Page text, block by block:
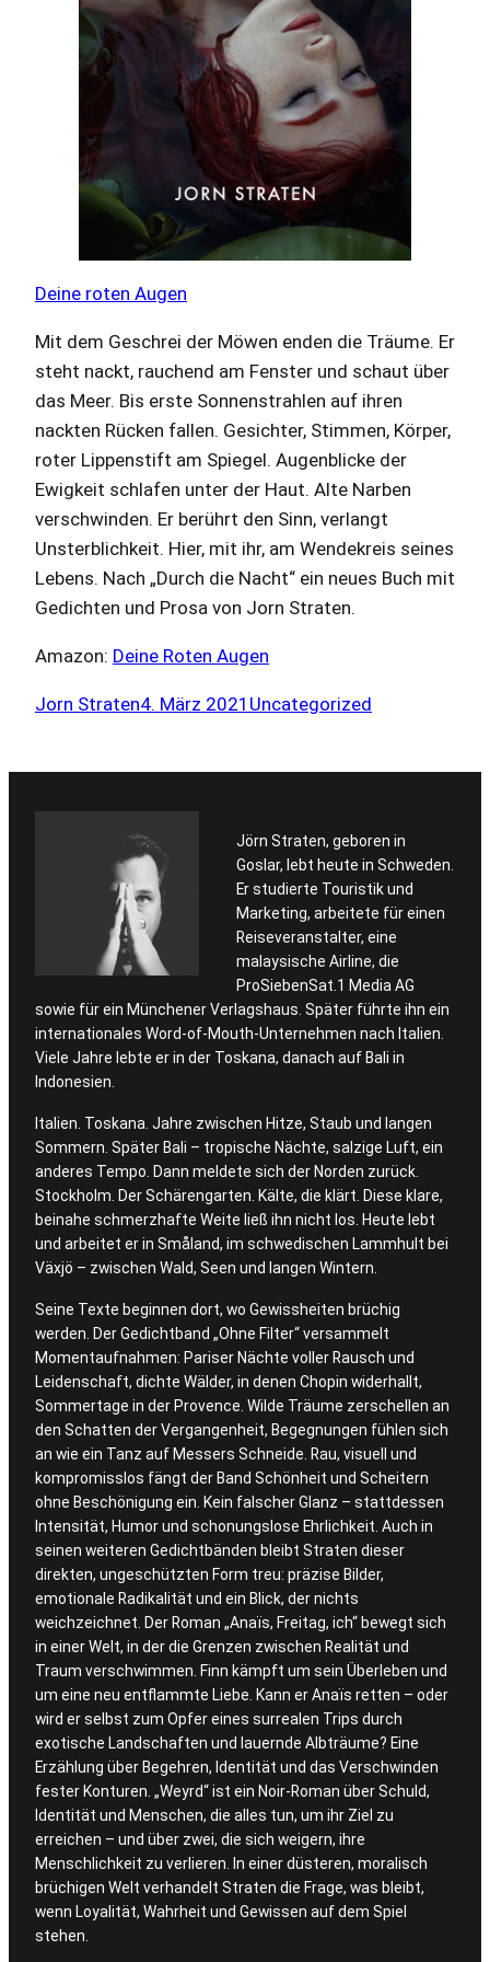
Deine roten Augen
Mit dem Geschrei der Möwen enden die Träume. Er
steht nackt, rauchend am Fenster und schaut über
das Meer. Bis erste Sonnenstrahlen auf ihren
nackten Rücken fallen. Gesichter, Stimmen, Körper,
roter Lippenstift am Spiegel. Augenblicke der
Ewigkeit schlafen unter der Haut. Alte Narben
verschwinden. Er berührt den Sinn, verlangt
Unsterblichkeit. Hier, mit ihr, am Wendekreis seines
Lebens. Nach „Durch die Nacht“ ein neues Buch mit
Gedichten und Prosa von Jorn Straten.
Amazon: Deine Roten Augen
Jorn Straten4. März 2021 Uncategorized
Jörn Straten, geboren in
Goslar, lebt heute in Schweden.
Er studierte Touristik und
Marketing, arbeitete für einen
Reiseveranstalter, eine
malaysische Airline, die
ProSiebenSat.1 Media AG
sowie für ein Münchener Verlagshaus. Später führte ihn ein
internationales Word-of-Mouth-Unternehmen nach Italien.
Viele Jahre lebte er in der Toskana, danach auf Bali in
Indonesien.
Italien. Toskana. Jahre zwischen Hitze, Staub und langen
Sommern. Später Bali – tropische Nächte, salzige Luft, ein
anderes Tempo. Dann meldete sich der Norden zurück.
Stockholm. Der Schärengarten. Kälte, die klärt. Diese klare,
beinahe schmerzhafte Weite ließ ihn nicht los. Heute lebt
und arbeitet er in Småland, im schwedischen Lammhult bei
Växjö – zwischen Wald, Seen und langen Wintern.
Seine Texte beginnen dort, wo Gewissheiten brüchig
werden. Der Gedichtband „Ohne Filter“ versammelt
Momentaufnahmen: Pariser Nächte voller Rausch und
Leidenschaft, dichte Wälder, in denen Chopin widerhallt,
Sommertage in der Provence. Wilde Träume zerschellen an
den Schatten der Vergangenheit, Begegnungen fühlen sich
an wie ein Tanz auf Messers Schneide. Rau, visuell und
kompromisslos fängt der Band Schönheit und Scheitern
ohne Beschönigung ein. Kein falscher Glanz – stattdessen
Intensität, Humor und schonungslose Ehrlichkeit. Auch in
seinen weiteren Gedichtbänden bleibt Straten dieser
direkten, ungeschützten Form treu: präzise Bilder,
emotionale Radikalität und ein Blick, der nichts
weichzeichnet. Der Roman „Anaïs, Freitag, ich“ bewegt sich
in einer Welt, in der die Grenzen zwischen Realität und
Traum verschwimmen. Finn kämpft um sein Überleben und
um eine neu entflammte Liebe. Kann er Anaïs retten – oder
wird er selbst zum Opfer eines surrealen Trips durch
exotische Landschaften und lauernde Albträume? Eine
Erzählung über Begehren, Identität und das Verschwinden
fester Konturen. „Weyrd“ ist ein Noir-Roman über Schuld,
Identität und Menschen, die alles tun, um ihr Ziel zu
erreichen – und über zwei, die sich weigern, ihre
Menschlichkeit zu verlieren. In einer düsteren, moralisch
brüchigen Welt verhandelt Straten die Frage, was bleibt,
wenn Loyalität, Wahrheit und Gewissen auf dem Spiel
stehen.